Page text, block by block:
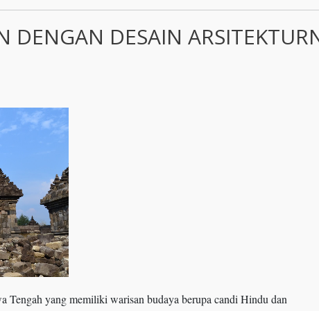
DENGAN DESAIN
Tengah yang memiliki warisan budaya berupa candi Hindu dan